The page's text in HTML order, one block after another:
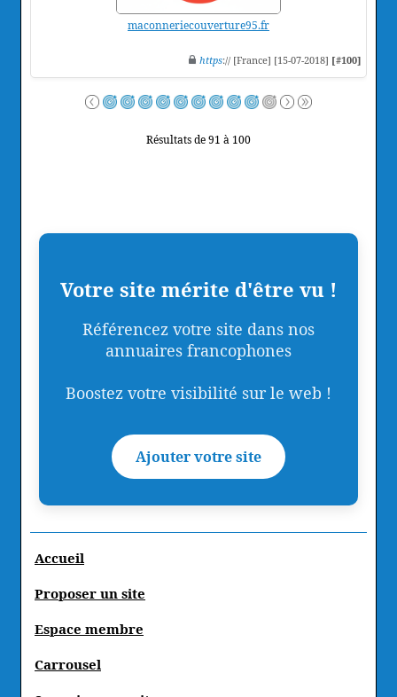
maconneriecouverture95.fr
https:// [France] [15-07-2018] [#100]
Résultats de 91 à 100
Votre site mérite d'être vu !
Référencez votre site dans nos
annuaires francophones
Boostez votre visibilité sur le web !
Ajouter votre site
Accueil
Proposer un site
Espace membre
Carrousel